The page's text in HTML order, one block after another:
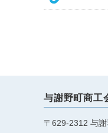
与謝野町商工
〒629-2312 与